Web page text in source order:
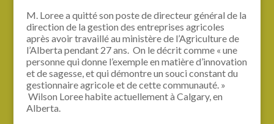
M. Loree a quitté son poste de directeur général de la
direction de la gestion des entreprises agricoles
après avoir travaillé au ministère de l’Agriculture de
l’Alberta pendant 27 ans. On le décrit comme « une
personne qui donne l’exemple en matière d’innovation
et de sagesse, et qui démontre un souci constant du
gestionnaire agricole et de cette communauté. »
Wilson Loree habite actuellement à Calgary, en
Alberta.